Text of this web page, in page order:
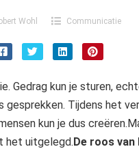
Wohl Communicatie
Gedrag kun je sturen,
Tijdens het
kun je dus creëren.
het uitgelegd.De roos van